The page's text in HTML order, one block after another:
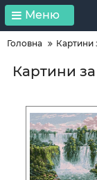
Меню
Головна Картини
Картини